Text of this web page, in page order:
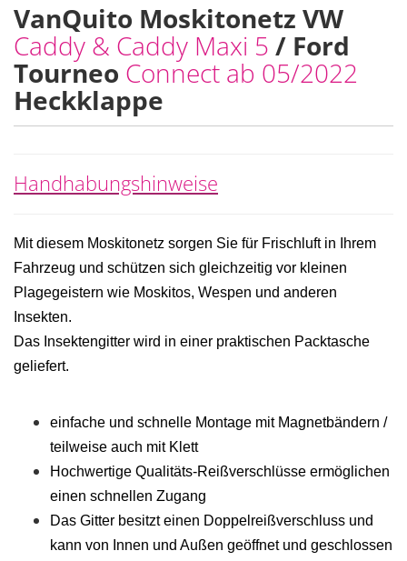
VanQuito Moskitonetz VW
Caddy & Caddy Maxi 5 / Ford
Tourneo Connect ab 05/2022
Heckklappe
Handhabungshinweise
Mit diesem Moskitonetz sorgen Sie für Frischluft in Ihrem
Fahrzeug und schützen sich gleichzeitig vor kleinen
Plagegeistern wie Moskitos, Wespen und anderen
Insekten.
Das Insektengitter wird in einer praktischen Packtasche
geliefert.
einfache und schnelle Montage mit Magnetbändern /
teilweise auch mit Klett
Hochwertige Qualitäts-Reißverschlüsse ermöglichen
einen schnellen Zugang
Das Gitter besitzt einen Doppelreißverschluss und
kann von Innen und Außen geöffnet und geschlossen